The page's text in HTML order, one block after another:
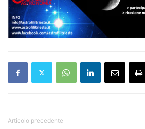
Articolo precedente